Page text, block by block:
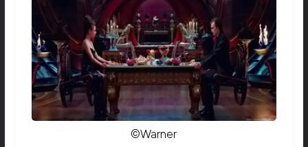
©Warner